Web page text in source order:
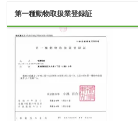
第一種動物取扱業登録証